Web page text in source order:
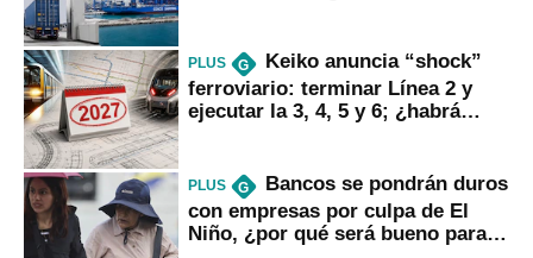
PLUS G
Keiko anuncia “shock”
ferroviario: terminar Línea 2 y
ejecutar la 3, 4, 5 y 6; ¿habrá
PLUS G
Bancos se pondrán duros
con empresas por culpa de El
Niño, ¿por qué será bueno para